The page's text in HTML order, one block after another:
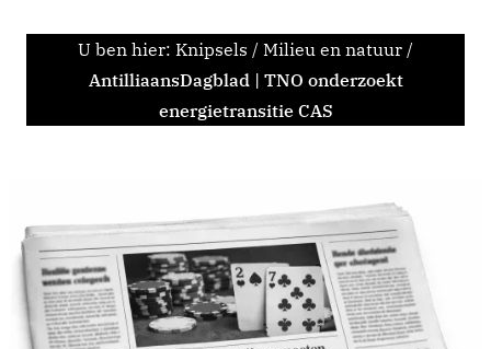
U ben hier: Knipsels / Milieu en natuur /
AntilliaansDagblad | TNO onderzoekt
energietransitie CAS